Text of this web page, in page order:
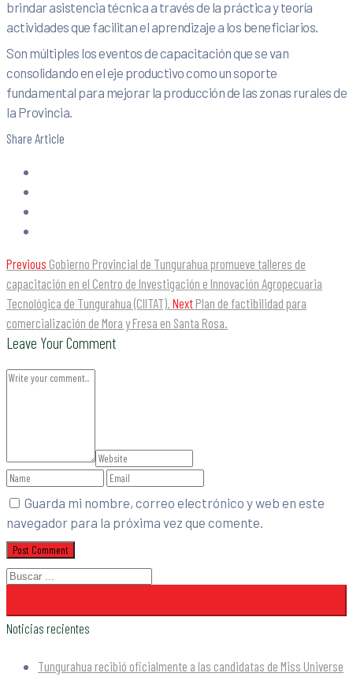
brindar asistencia técnica a través de la práctica y teoría
actividades que facilitan el aprendizaje a los beneficiarios.
Son múltiples los eventos de capacitación que se van
consolidando en el eje productivo como un soporte
fundamental para mejorar la producción de las zonas rurales de
la Provincia.
Share Article
Previous Gobierno Provincial de Tungurahua promueve talleres de
capacitación en el Centro de Investigación e Innovación Agropecuaria
Tecnológica de Tungurahua (CIITAT). Next Plan de factibilidad para
comercialización de Mora y Fresa en Santa Rosa.
Leave Your Comment
Guarda mi nombre, correo electrónico y web en este
navegador para la próxima vez que comente.
Noticias recientes
Tungurahua recibió oficialmente a las candidatas de Miss Universe